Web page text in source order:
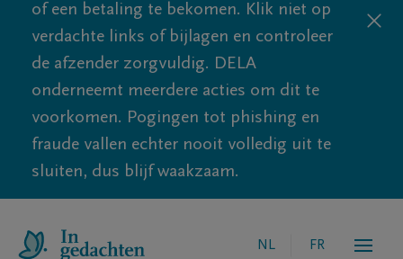
of een betaling te bekomen. Klik niet op
verdachte links of bijlagen en controleer
de afzender zorgvuldig. DELA
onderneemt meerdere acties om dit te
voorkomen. Pogingen tot phishing en
fraude vallen echter nooit volledig uit te
sluiten, dus blijf waakzaam.
NL FR